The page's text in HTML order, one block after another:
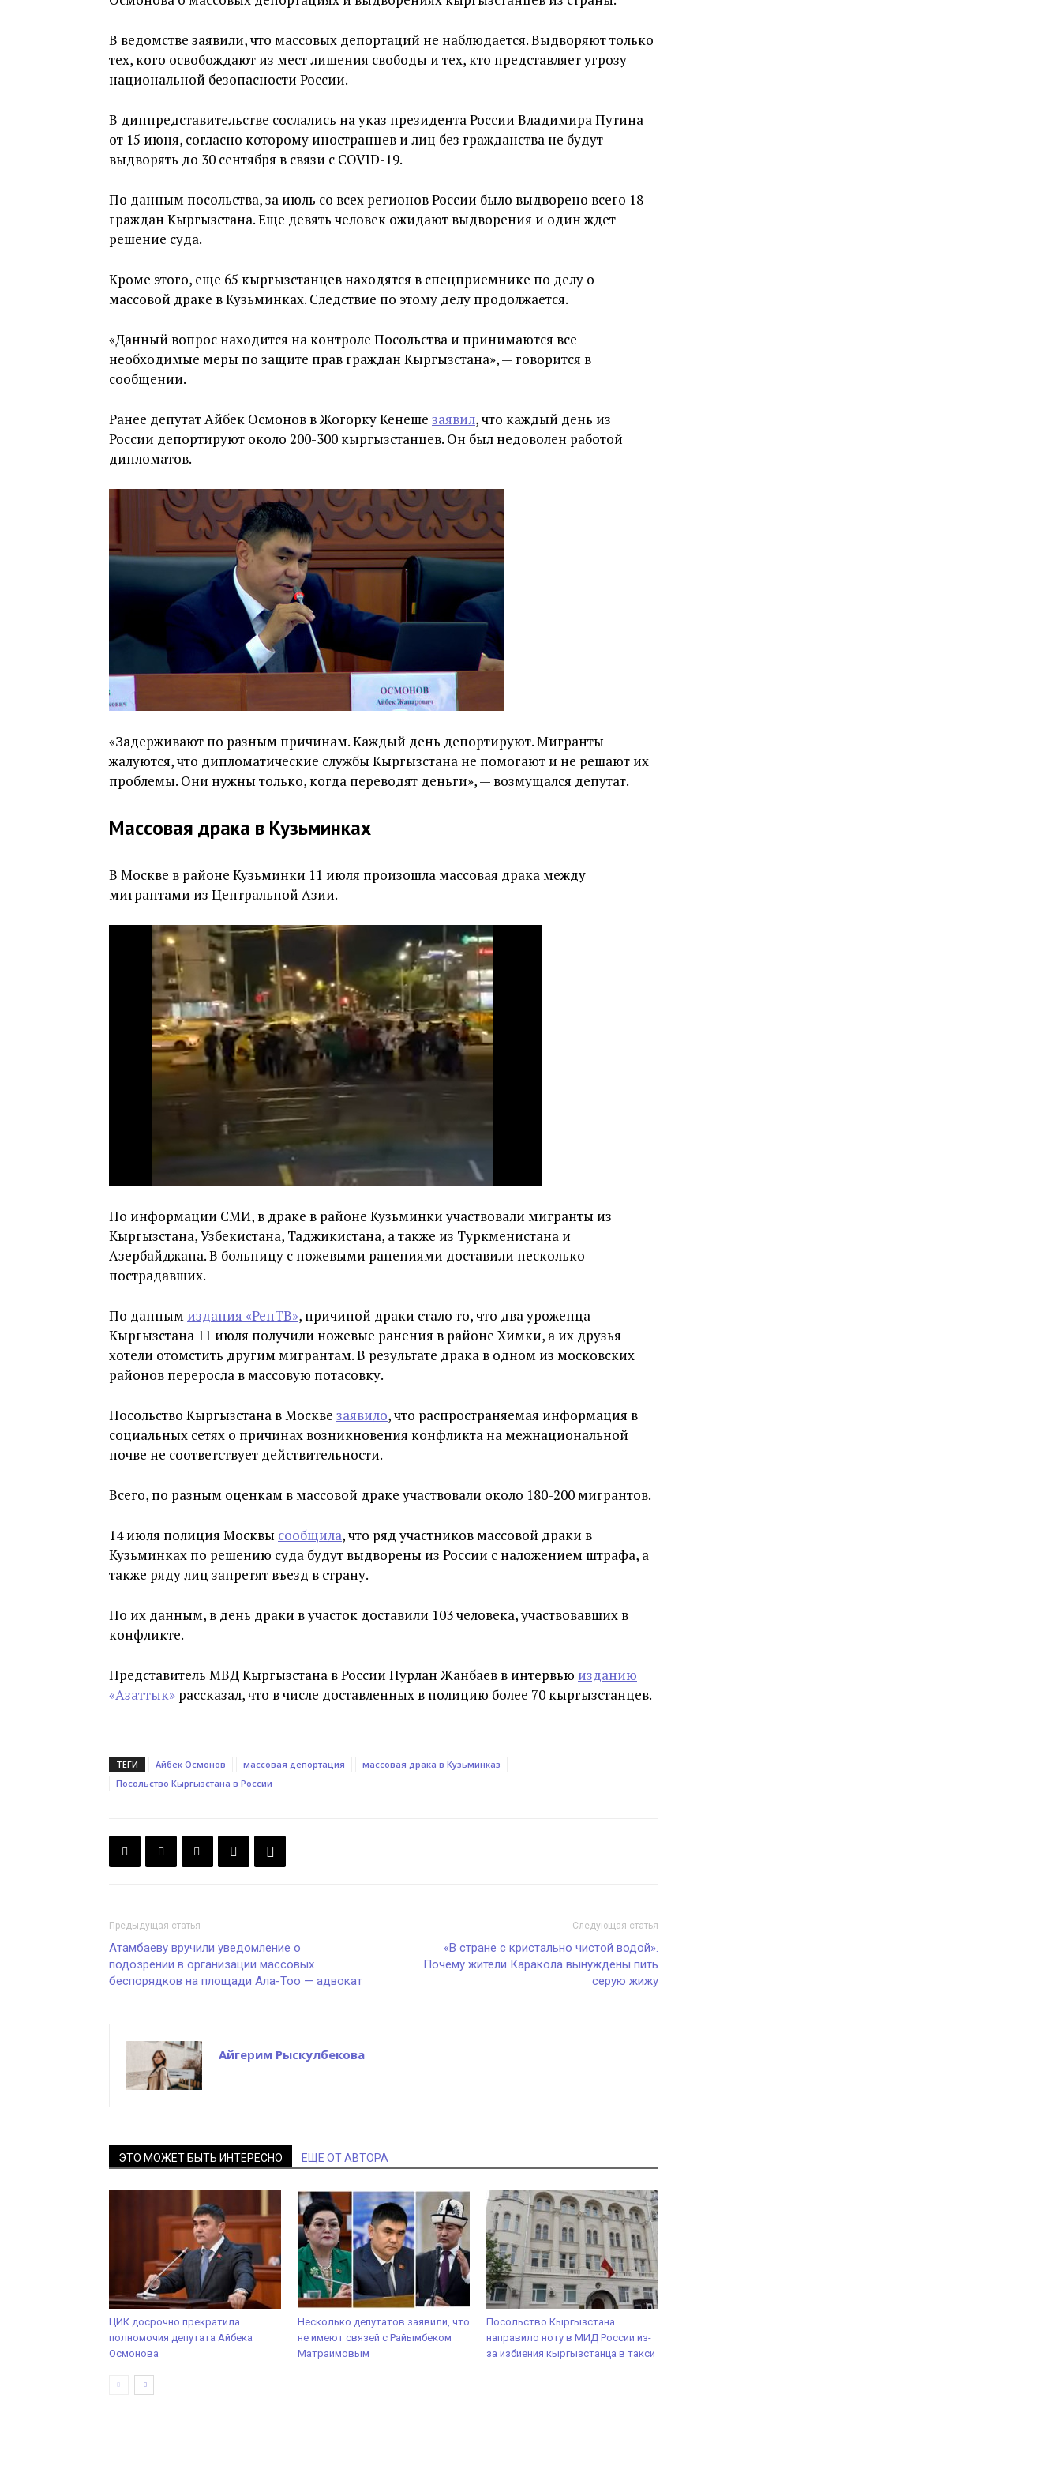
В ведомстве заявили, что массовых депортаций не наблюдается. Выдворяют только
тех, кого освобождают из мест лишения свободы и тех, кто представляет угрозу
национальной безопасности России.
В диппредставительстве сослались на указ президента России Владимира Путина
от 15 июня, согласно которому иностранцев и лиц без гражданства не будут
выдворять до 30 сентября в связи с COVID-19.
По данным посольства, за июль со всех регионов России было выдворено всего 18
граждан Кыргызстана. Еще девять человек ожидают выдворения и один ждет
решение суда.
Кроме этого, еще 65 кыргызстанцев находятся в спецприемнике по делу о
массовой драке в Кузьминках. Следствие по этому делу продолжается.
«Данный вопрос находится на контроле Посольства и принимаются все
необходимые меры по защите прав граждан Кыргызстана», — говорится в
сообщении.
Ранее депутат Айбек Осмонов в Жогорку Кенеше заявил, что каждый день из
России депортируют около 200-300 кыргызстанцев. Он был недоволен работой
дипломатов.
«Задерживают по разным причинам. Каждый день депортируют. Мигранты
жалуются, что дипломатические службы Кыргызстана не помогают и не решают их
проблемы. Они нужны только, когда переводят деньги», — возмущался депутат.
Массовая драка в Кузьминках
В Москве в районе Кузьминки 11 июля произошла массовая драка между
мигрантами из Центральной Азии.
По информации СМИ, в драке в районе Кузьминки участвовали мигранты из
Кыргызстана, Узбекистана, Таджикистана, а также из Туркменистана и
Азербайджана. В больницу с ножевыми ранениями доставили несколько
пострадавших.
По данным издания «РенТВ», причиной драки стало то, что два уроженца
Кыргызстана 11 июля получили ножевые ранения в районе Химки, а их друзья
хотели отомстить другим мигрантам. В результате драка в одном из московских
районов переросла в массовую потасовку.
Посольство Кыргызстана в Москве заявило, что распространяемая информация в
социальных сетях о причинах возникновения конфликта на межнациональной
почве не соответствует действительности.
Всего, по разным оценкам в массовой драке участвовали около 180-200 мигрантов.
14 июля полиция Москвы сообщила, что ряд участников массовой драки в
Кузьминках по решению суда будут выдворены из России с наложением штрафа, а
также ряду лиц запретят въезд в страну.
По их данным, в день драки в участок доставили 103 человека, участвовавших в
конфликте.
Представитель МВД Кыргызстана в России Нурлан Жанбаев в интервью изданию
«Азаттык» рассказал, что в числе доставленных в полицию более 70 кыргызстанцев.
ТЕГИ Айбек Осмонов массовая депортация
массовая драка в Кузьминказ
Посольство Кыргызстана в России
Предыдущая статья
Атамбаеву вручили уведомление о
подозрении в организации массовых
беспорядков на площади Ала-Тоо — адвокат
Следующая статья
«В стране с кристально чистой водой».
Почему жители Каракола вынуждены пить
серую жижу
Айгерим Рыскулбекова
ЭТО МОЖЕТ БЫТЬ ИНТЕРЕСНО ЕЩЕ ОТ АВТОРА
ЦИК досрочно прекратила
полномочия депутата Айбека
Осмонова
Несколько депутатов заявили, что
не имеют связей с Райымбеком
Матраимовым
Посольство Кыргызстана
направило ноту в МИД России из-
за избиения кыргызстанца в такси